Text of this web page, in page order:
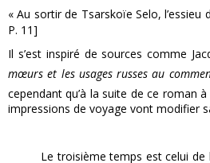
« Au sortir de Tsarskoïe Selo,
P. 11]
Il s’est inspiré de sources comme
mœurs et les usages russes au
cependant qu’à la suite de ce roman
impressions de voyage vont modifier
Le troisième temps est celui de la